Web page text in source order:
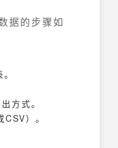
据的步骤如
方式。
）。